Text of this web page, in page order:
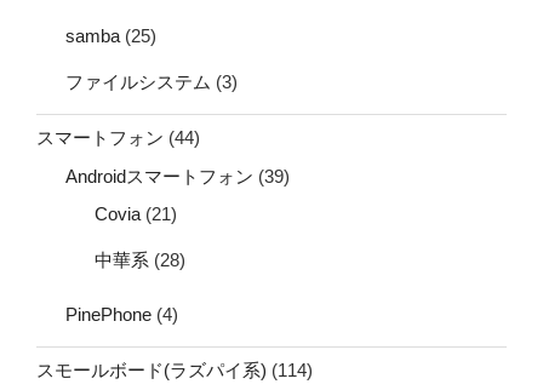
samba (25)
ファイルシステム (3)
スマートフォン (44)
Androidスマートフォン (39)
Covia (21)
中華系 (28)
PinePhone (4)
スモールボード(ラズパイ系) (114)